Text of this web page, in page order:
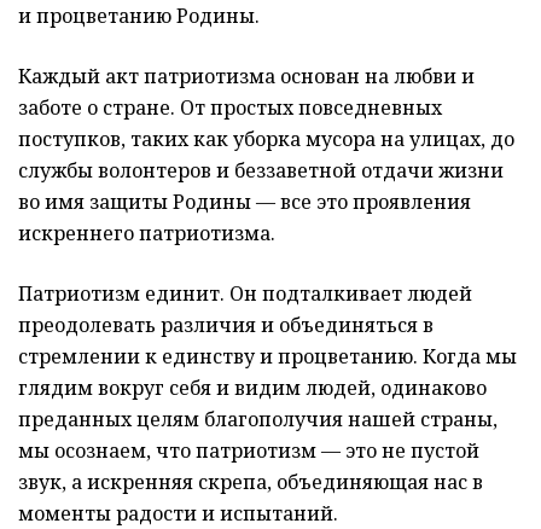
и процветанию Родины.
Каждый акт патриотизма основан на любви и
заботе о стране. От простых повседневных
поступков, таких как уборка мусора на улицах, до
службы волонтеров и беззаветной отдачи жизни
во имя защиты Родины — все это проявления
искреннего патриотизма.
Патриотизм единит. Он подталкивает людей
преодолевать различия и объединяться в
стремлении к единству и процветанию. Когда мы
глядим вокруг себя и видим людей, одинаково
преданных целям благополучия нашей страны,
мы осознаем, что патриотизм — это не пустой
звук, а искренняя скрепа, объединяющая нас в
моменты радости и испытаний.